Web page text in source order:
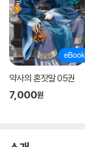
약사의 혼잣말 05권
7,000원